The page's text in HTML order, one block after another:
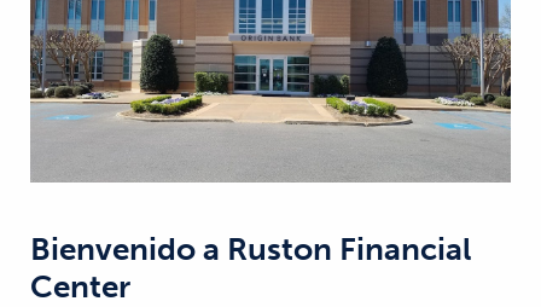
Bienvenido a Ruston Financial
Center